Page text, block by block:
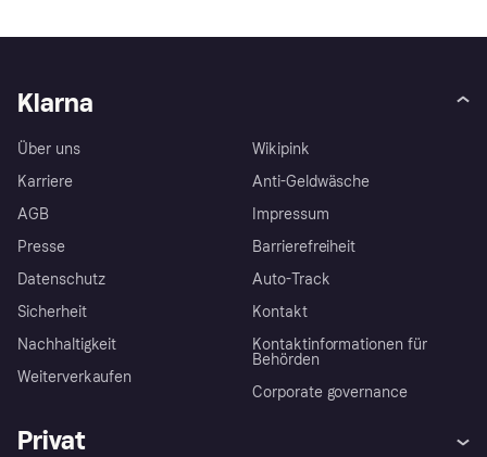
Klarna
Über uns
Karriere
AGB
Presse
Datenschutz
Sicherheit
Nachhaltigkeit
Weiterverkaufen
Wikipink
Anti-Geldwäsche
Impressum
Barrierefreiheit
Auto-Track
Kontakt
Kontaktinformationen für
Behörden
Corporate governance
Privat